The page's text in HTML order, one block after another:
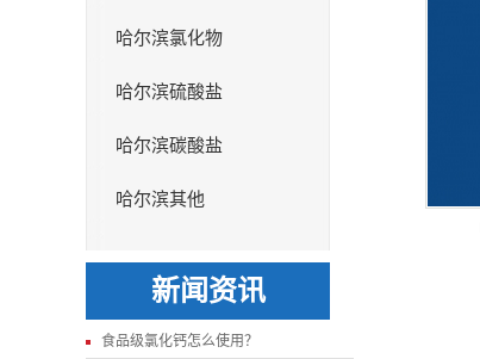
哈尔滨氯化物
哈尔滨硫酸盐
哈尔滨碳酸盐
哈尔滨其他
新闻资讯
食品级氯化钙怎么使用？